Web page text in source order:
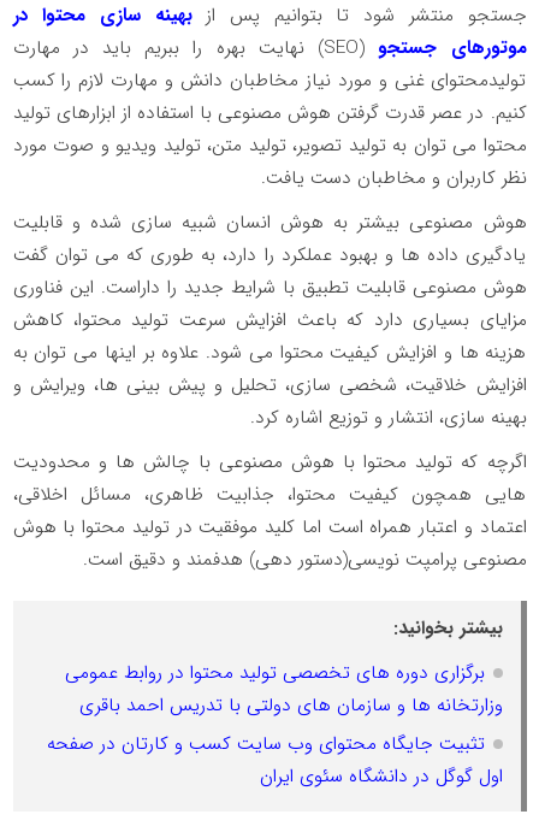
جستجو منتشر شود تا بتوانیم پس ازبهینه سازی محتوا در
موتورهای جستجو (
SEO) نهایت بهره را ببریم باید در مهارت
تولیدمحتوای غنی و مورد نیاز مخاطبان دانش و مهارت لازم را کسب
کنیم. در عصر قدرت گرفتن هوش مصنوعی با استفاده از ابزارهای تولید
محتوا می توان به تولید تصویر، تولید متن، تولید ویدیو و صوت مورد
نظر کاربران و مخاطبان دست یافت.
هوش مصنوعی بیشتر به هوش انسان شبیه سازی شده و قابلیت
یادگیری داده ها و بهبود عملکرد را دارد، به طوری که می توان گفت
هوش مصنوعی قابلیت تطبیق با شرایط جدید را داراست. این فناوری
مزایای بسیاری دارد که باعث افزایش سرعت تولید محتوا، کاهش
هزینه ها و افزایش کیفیت محتوا می شود. علاوه بر اینها می توان به
افزایش خلاقیت، شخصی سازی، تحلیل و پیش بینی ها، ویرایش و
بهینه سازی، انتشار و توزیع اشاره کرد.
اگرچه که تولید محتوا با هوش مصنوعی با چالش ها و محدودیت
هایی همچون کیفیت محتوا، جذابیت ظاهری، مسائل اخلاقی،
اعتماد و اعتبار همراه است اما کلید موفقیت در تولید محتوا با هوش
مصنوعی پرامپت نویسی(دستور دهی) هدفمند و دقیق است.
بیشتر بخوانید:
برگزاری دوره های تخصصی تولید محتوا در روابط عمومی
وزارتخانه ها و سازمان های دولتی با تدریس احمد باقری
تثبیت جایگاه محتوای وب سایت کسب و کارتان در صفحه
اول گوگل در دانشگاه سئوی ایران